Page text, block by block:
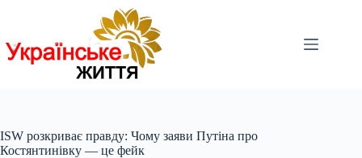
ISW розкриває правду: Чому заяви Путіна про
Костянтинівку — це фейк